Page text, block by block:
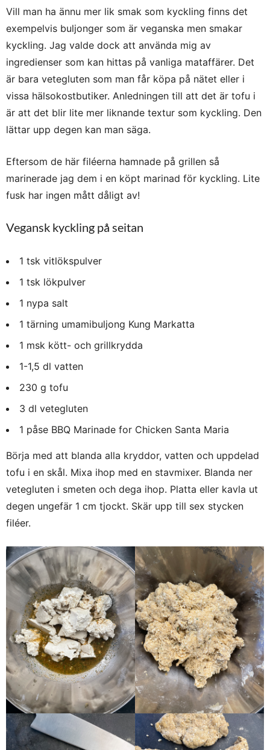
Vill man ha ännu mer lik smak som kyckling finns det
exempelvis buljonger som är veganska men smakar
kyckling. Jag valde dock att använda mig av
ingredienser som kan hittas på vanliga mataffärer. Det
är bara vetegluten som man får köpa på nätet eller i
vissa hälsokostbutiker. Anledningen till att det är tofu i
är att det blir lite mer liknande textur som kyckling. Den
lättar upp degen kan man säga.
Eftersom de här filéerna hamnade på grillen så
marinerade jag dem i en köpt marinad för kyckling. Lite
fusk har ingen mått dåligt av!
Vegansk kyckling på seitan
1 tsk vitlökspulver
1 tsk lökpulver
1 nypa salt
1 tärning umamibuljong Kung Markatta
1 msk kött- och grillkrydda
1-1,5 dl vatten
230 g tofu
3 dl vetegluten
1 påse BBQ Marinade for Chicken Santa Maria
Börja med att blanda alla kryddor, vatten och uppdelad
tofu i en skål. Mixa ihop med en stavmixer. Blanda ner
vetegluten i smeten och dega ihop. Platta eller kavla ut
degen ungefär 1 cm tjockt. Skär upp till sex stycken
filéer.